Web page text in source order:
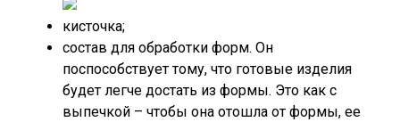
кисточка;
состав для обработки форм. Он
поспособствует тому, что готовые изделия
будет легче достать из формы. Это как с
выпечкой – чтобы она отошла от формы, ее